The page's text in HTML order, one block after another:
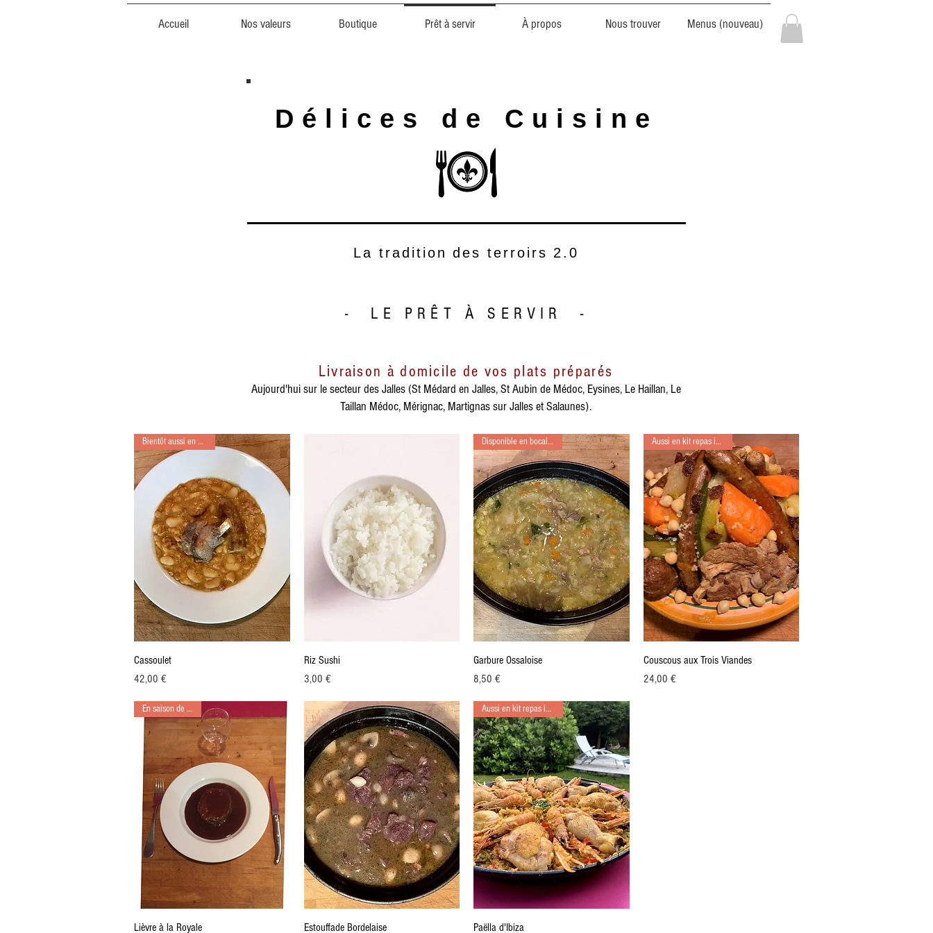
Accueil Nos valeurs Boutique Prêt à servir À propos Nous trouver Menus (nouveau)
Délices de Cuisine
La tradition des terroirs 2.0
- LE PRÊT À SERVIR -
Livraison à domicile de vos plats préparés
Aujourd'hui sur le secteur des Jalles (St Médard en Jalles, St Aubin de Médoc, Eysines, Le Haillan, Le
Taillan Médoc, Mérignac, Martignas sur Jalles et Salaunes).
Bientôt aussi en kit repas
Cassoulet
Prix
42,00 €
Riz Sushi
Prix
3,00 €
Aperçu rapide
Disponible en bocal stérilisé
Garbure Ossaloise
Prix
8,50 €
Aperçu rapide
Aussi en kit repas individuel
Couscous aux Trois Viandes
Prix
24,00 €
Aperçu rapide
En saison de chasse
Lièvre à la Royale Aperçu rapide
Estouffade Bordelaise
Aussi en kit repas individuel
Paëlla d'Ibiza